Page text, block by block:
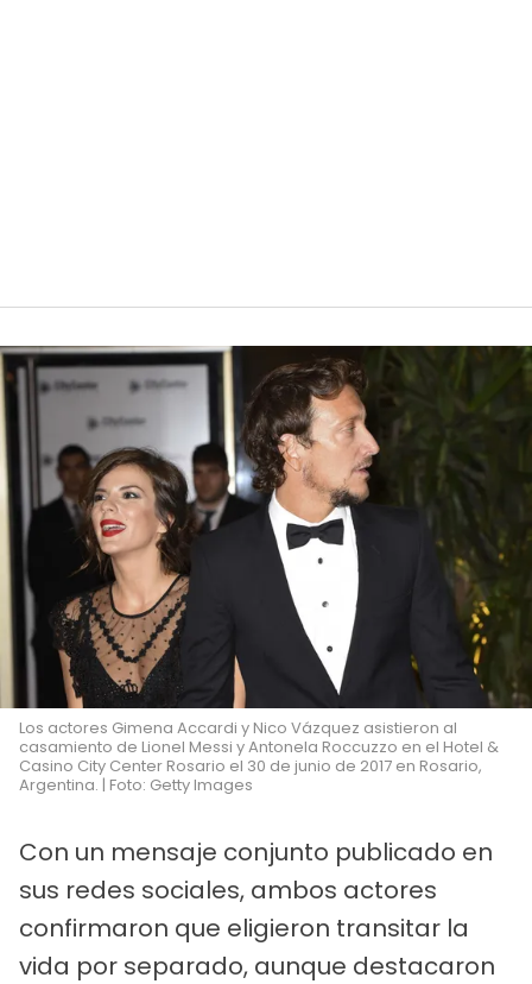
Los actores Gimena Accardi y Nico Vázquez asistieron al
casamiento de Lionel Messi y Antonela Roccuzzo en el Hotel &
Casino City Center Rosario el 30 de junio de 2017 en Rosario,
Argentina. | Foto: Getty Images
Con un mensaje conjunto publicado en
sus redes sociales, ambos actores
confirmaron que eligieron transitar la
vida por separado, aunque destacaron